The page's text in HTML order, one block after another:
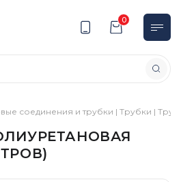
0
соединения и трубки | Трубки |